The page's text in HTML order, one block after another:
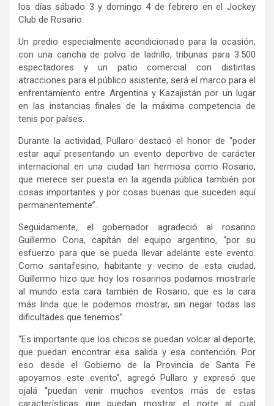
los días sábado 3 y domingo 4 de febrero en el Jockey
Club de Rosario.
Un predio especialmente acondicionado para la ocasión,
con una cancha de polvo de ladrillo, tribunas para 3.500
espectadores y un patio comercial con distintas
atracciones para el público asistente, será el marco para el
enfrentamiento entre Argentina y Kazajistán por un lugar
en las instancias finales de la máxima competencia de
tenis por países.
Durante la actividad, Pullaro destacó el honor de “poder
estar aquí presentando un evento deportivo de carácter
internacional en una ciudad tan hermosa como Rosario,
que merece ser puesta en la agenda pública también por
cosas importantes y por cosas buenas que suceden aquí
permanentemente”.
Seguidamente, el gobernador agradeció al rosarino
Guillermo Coria, capitán del equipo argentino, “por su
esfuerzo para que se pueda llevar adelante este evento.
Como santafesino, habitante y vecino de esta ciudad,
Guillermo hizo que hoy los rosarinos podamos mostrarle
al mundo esta cara también de Rosario, que es la cara
más linda que le podemos mostrar, sin negar todas las
dificultades que tenemos”.
“Es importante que los chicos se puedan volcar al deporte,
que puedan encontrar esa salida y esa contención. Por
eso desde el Gobierno de la Provincia de Santa Fe
apoyamos este evento”, agregó Pullaro y expresó que
ojalá “puedan venir muchos eventos más de estas
características que puedan mostrar el norte al cual